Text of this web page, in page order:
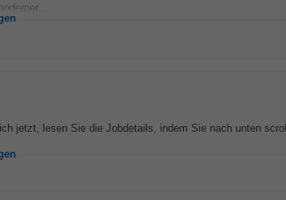
jetzt, lesen Sie die Jobdetails, indem Sie nach unten